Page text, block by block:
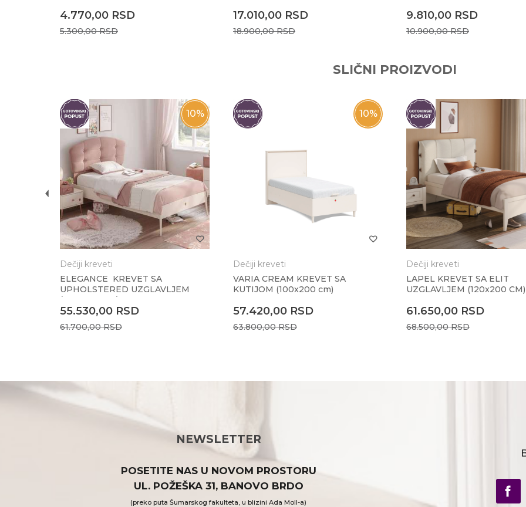
4.770,00 RSD
5.300,00RSD
17.010,00 RSD
18.900,00RSD
9.810,00 RSD
10.900,00RSD
SLIČNI PROIZVODI
10%
Dečiji kreveti
ELEGANCE KREVET SA
UPHOLSTERED UZGLAVLJEM
(120X200 CM)
55.530,00 RSD
61.700,00RSD
10%
Dečiji kreveti
VARIA CREAM KREVET SA
KUTIJOM (100x200 cm)
57.420,00 RSD
63.800,00RSD
Dečiji kreveti
LAPEL KREVET SA ELIT
UZGLAVLJEM (120x200 CM)
61.650,00 RSD
68.500,00RSD
NEWSLETTER
POSETITE NAS U NOVOM PROSTORU
UL. POŽEŠKA 31, BANOVO BRDO
(preko puta Šumarskog fakulteta, u blizini Ada Moll-a)